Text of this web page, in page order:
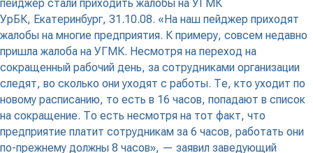
пейджер стали приходить жалобы на УГМК
УрБК, Екатеринбург, 31.10.08. «На наш пейджер приходят
жалобы на многие предприятия. К примеру, совсем недавно
пришла жалоба на УГМК. Несмотря на переход на
сокращенный рабочий день, за сотрудниками организации
следят, во сколько они уходят с работы. Те, кто уходит по
новому расписанию, то есть в 16 часов, попадают в список
на сокращение. То есть несмотря на тот факт, что
предприятие платит сотрудникам за 6 часов, работать они
по-прежнему должны 8 часов», — заявил заведующий